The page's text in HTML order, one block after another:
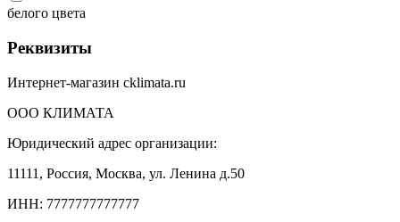
белого цвета
Реквизиты
Интернет-магазин cklimata.ru
ООО КЛИМАТА
Юридический адрес организации:
11111, Россия, Москва, ул. Ленина д.50
ИНН: 7777777777777